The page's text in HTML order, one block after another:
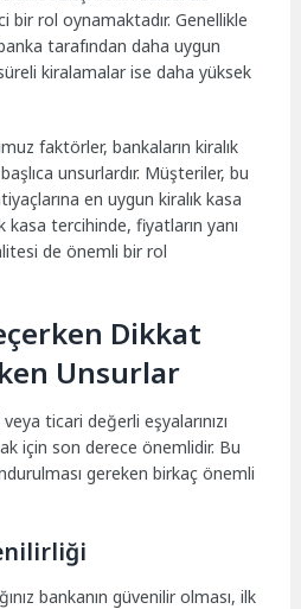
bir rol oynamaktadır. Genellikle
tarafından daha uygun
kiralamalar ise daha yüksek
faktörler, bankaların kiralık
unsurlardır. Müşteriler, bu
en uygun kiralık kasa
kasa tercihinde, fiyatların yanı
de önemli bir rol
Dikkat
Unsurlar
ticari değerli eşyalarınızı
için son derece önemlidir. Bu
gereken birkaç önemli
bankanın güvenilir olması, ilk